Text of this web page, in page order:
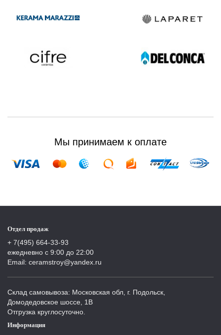
Мы принимаем к оплате
Отдел продаж
+ 7(495) 664-33-93
ежедневно с 9:00 до 22:00
Email: ceramstroy@yandex.ru
Склад самовывоза: Московская обл, г. Подольск,
Домодедовское шоссе, 1В
Отгрузка круглосуточно.
Информация